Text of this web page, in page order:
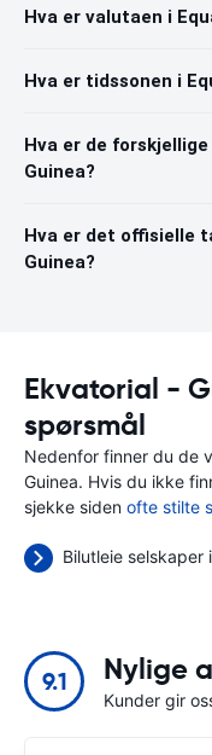
Hva er valutaen i
Hva er tidssonen i
Hva er de
Guinea?
Hva er det offisielle
Guinea?
Ekvatorial -
spørsmål
Nedenfor finner du de
Guinea. Hvis du ikke
sjekke siden ofte stilte
Bilutleie selskaper
9.1 Nylige
Kunder gir